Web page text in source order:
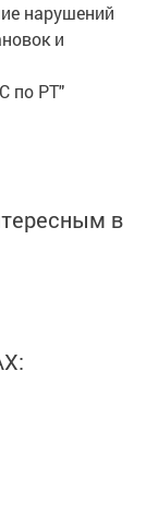
нарушений
и
по РТ"
в